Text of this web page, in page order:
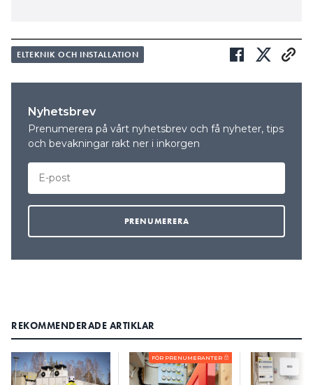
ELTEKNIK OCH INSTALLATION
Nyhetsbrev
Prenumerera på vårt nyhetsbrev och få nyheter, tips
och bevakningar rakt ner i inkorgen
REKOMMENDERADE ARTIKLAR
FÖR PRENUMERANTER